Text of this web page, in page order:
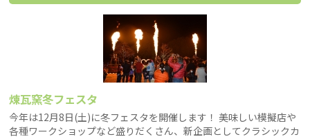
煉瓦窯冬フェスタ
今年は12月8日(土)に冬フェスタを開催します！ 美味しい模擬店や
各種ワークショップなど盛りだくさん、新企画としてクラシックカ